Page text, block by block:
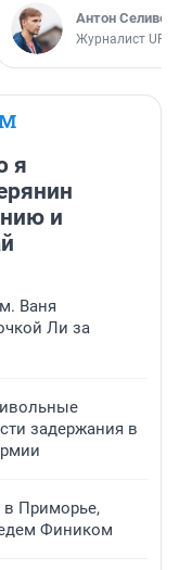
Антон
Журналист
я
и
Ваня
Ли за
задержания в
Приморье,
Фиником